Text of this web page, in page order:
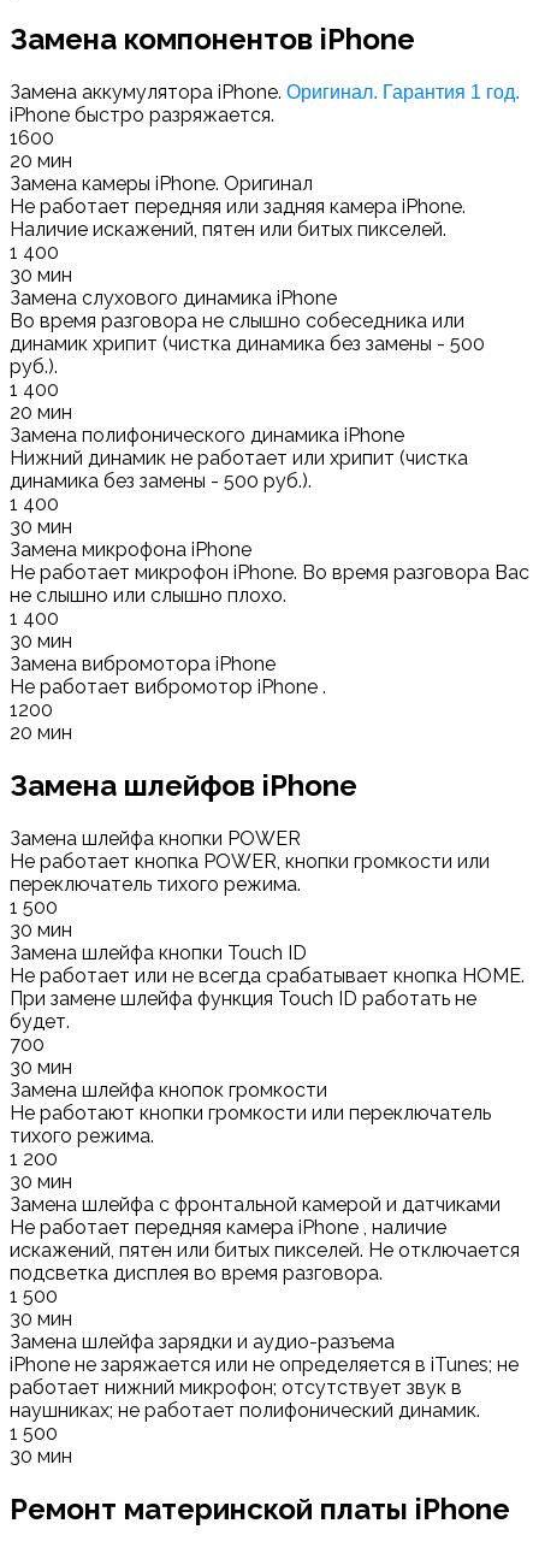
Замена компонентов iPhone
Замена аккумулятора iPhone. Оригинал. Гарантия 1 год.
iPhone быстро разряжается.
1600
20 мин
Замена камеры iPhone. Оригинал
Не работает передняя или задняя камера iPhone.
Наличие искажений, пятен или битых пикселей.
1 400
30 мин
Замена слухового динамика iPhone
Во время разговора не слышно собеседника или
динамик хрипит (чистка динамика без замены - 500
руб.).
1 400
20 мин
Замена полифонического динамика iPhone
Нижний динамик не работает или хрипит (чистка
динамика без замены - 500 руб.).
1 400
30 мин
Замена микрофона iPhone
Не работает микрофон iPhone. Во время разговора Вас
не слышно или слышно плохо.
1 400
30 мин
Замена вибромотора iPhone
Не работает вибромотор iPhone .
1200
20 мин
Замена шлейфов iPhone
Замена шлейфа кнопки POWER
Не работает кнопка POWER, кнопки громкости или
переключатель тихого режима.
1 500
30 мин
Замена шлейфа кнопки Touch ID
Не работает или не всегда срабатывает кнопка HOME.
При замене шлейфа функция Touch ID работать не
будет.
700
30 мин
Замена шлейфа кнопок громкости
Не работают кнопки громкости или переключатель
тихого режима.
1 200
30 мин
Замена шлейфа с фронтальной камерой и датчиками
Не работает передняя камера iPhone , наличие
искажений, пятен или битых пикселей. Не отключается
подсветка дисплея во время разговора.
1 500
30 мин
Замена шлейфа зарядки и аудио-разъема
iPhone не заряжается или не определяется в iTunes; не
работает нижний микрофон; отсутствует звук в
наушниках; не работает полифонический динамик.
1 500
30 мин
Ремонт материнской платы iPhone